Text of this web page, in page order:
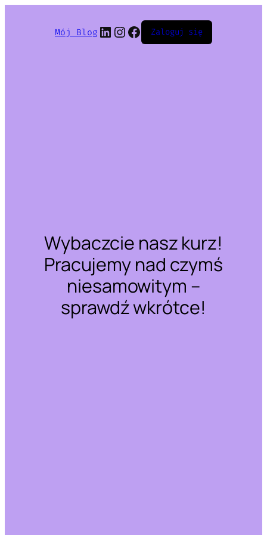
Mój Blog LinkedIn
Instagram
Facebook
Zaloguj się
Wybaczcie nasz kurz!
Pracujemy nad czymś
niesamowitym –
sprawdź wkrótce!